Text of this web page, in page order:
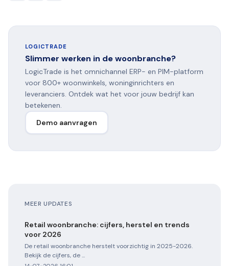
LOGICTRADE
Slimmer werken in de woonbranche?
LogicTrade is het omnichannel ERP- en PIM-platform
voor 800+ woonwinkels, woninginrichters en
leveranciers. Ontdek wat het voor jouw bedrijf kan
betekenen.
Demo aanvragen
MEER UPDATES
Retail woonbranche: cijfers, herstel en trends
voor 2026
De retail woonbranche herstelt voorzichtig in 2025-2026.
Bekijk de cijfers, de ...